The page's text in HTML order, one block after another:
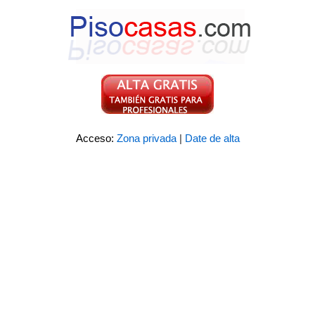
Acceso: Zona privada | Date de alta